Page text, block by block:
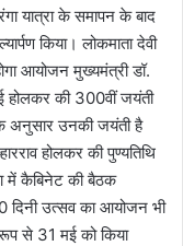
यात्रा के समापन के बाद
किया। लोकमाता देवी
आयोजन मुख्यमंत्री डॉ.
होलकर की 300वीं जयंती
अनुसार उनकी जयंती है
होलकर की पुण्यतिथि
में कैबिनेट की बैठक
दिनी उत्सव का आयोजन भी
से 31 मई को किया